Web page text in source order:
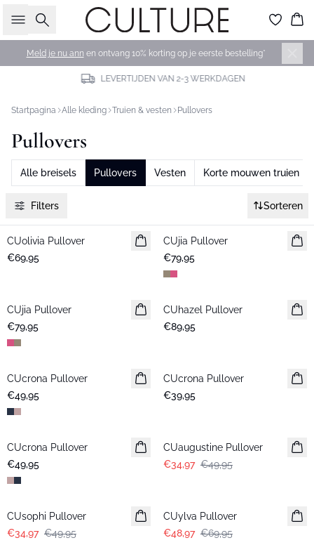
Zoeken
Meld je nu ann en ontvang 10% korting op je eerste bestelling*
LEVERTIJDEN VAN 2-3 WERKDAGEN
Startpagina Alle kleding Truien & vesten Pullovers
Pullovers
Alle breisels Pullovers Vesten Korte mouwen truien
Filters Sorteren
Nieuws
CUolivia Pullover
€69,95
Nieuws
CUjia Pullover
€79,95
Nieuws
CUjia Pullover
€79,95
Nieuws
CUhazel Pullover
€89,95
Nieuws
CUcrona Pullover
€49,95
Nieuws
CUcrona Pullover
€39,95
Nieuws
CUcrona Pullover
€49,95
CUaugustine Pullover
€34,97 €49,95
-30%
CUsophi Pullover
€34,97 €49,95
CUylva Pullover
€48,97 €69,95